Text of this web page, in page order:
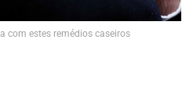
com estes remédios caseiros